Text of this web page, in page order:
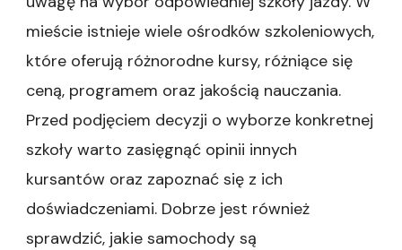
mieście istnieje wiele ośrodków szkoleniowych,
które oferują różnorodne kursy, różniące się
ceną, programem oraz jakością nauczania.
Przed podjęciem decyzji o wyborze konkretnej
szkoły warto zasięgnąć opinii innych
kursantów oraz zapoznać się z ich
doświadczeniami. Dobrze jest również
sprawdzić, jakie samochody są